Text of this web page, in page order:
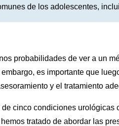
de los adolescentes,
probabilidades de ver a un
es importante que
y el tratamiento
cinco condiciones
tratado de abordar las